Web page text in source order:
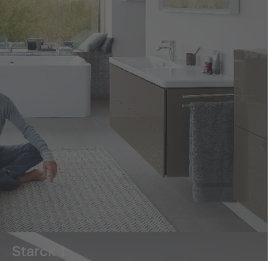
Starck 1